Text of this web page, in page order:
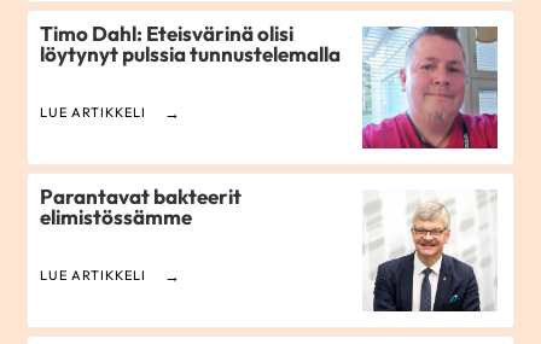
Timo Dahl: Eteisvärinä olisi
löytynyt pulssia tunnustelemalla
LUE ARTIKKELI
Parantavat bakteerit
elimistössämme
LUE ARTIKKELI